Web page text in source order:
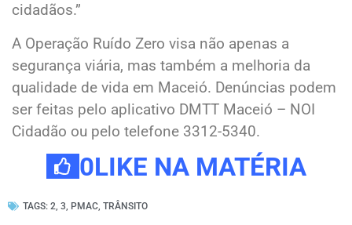
cidadãos.”
A Operação Ruído Zero visa não apenas a
segurança viária, mas também a melhoria da
qualidade de vida em Maceió. Denúncias podem
ser feitas pelo aplicativo DMTT Maceió – NOI
Cidadão ou pelo telefone 3312-5340.
0LIKE NA MATÉRIA
TAGS: 2, 3, PMAC, TRÂNSITO